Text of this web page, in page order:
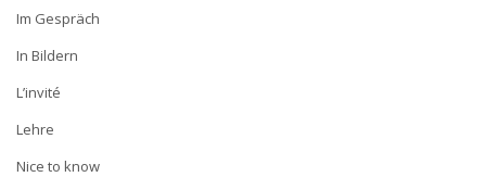
Im Gespräch
In Bildern
L’invité
Lehre
Nice to know